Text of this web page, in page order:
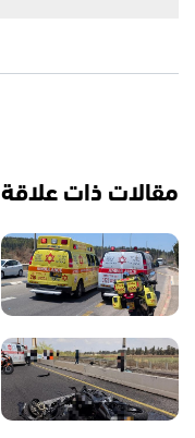
مقالات ذات علاقة